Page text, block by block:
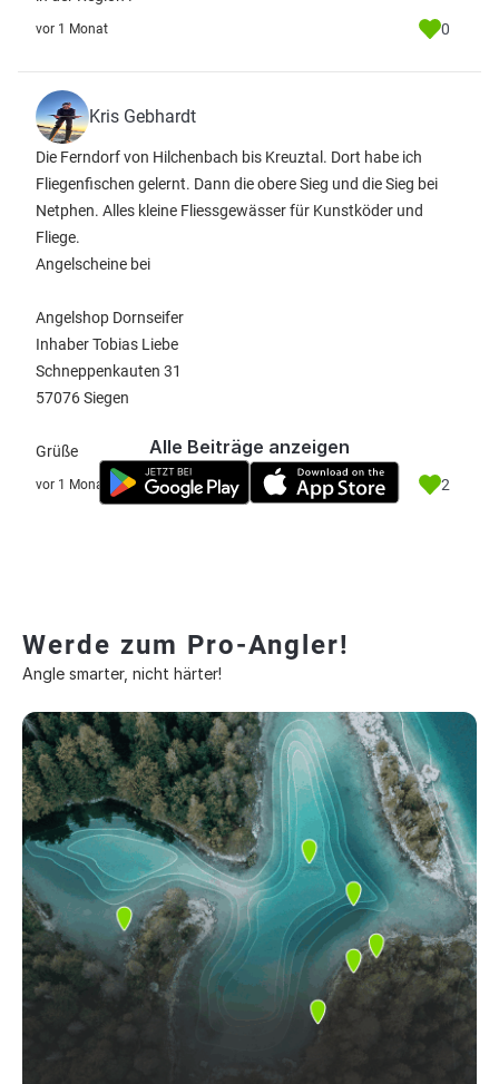
vor 1 Monat 0
Kris Gebhardt
Die Ferndorf von Hilchenbach bis Kreuztal. Dort habe ich
Fliegenfischen gelernt. Dann die obere Sieg und die Sieg bei
Netphen. Alles kleine Fliessgewässer für Kunstköder und
Fliege.
Angelscheine bei
Angelshop Dornseifer
Inhaber Tobias Liebe
Schneppenkauten 31
57076 Siegen
Grüße
vor 1 Monat 2
Alle Beiträge anzeigen
Werde zum Pro-Angler!
Angle smarter, nicht härter!